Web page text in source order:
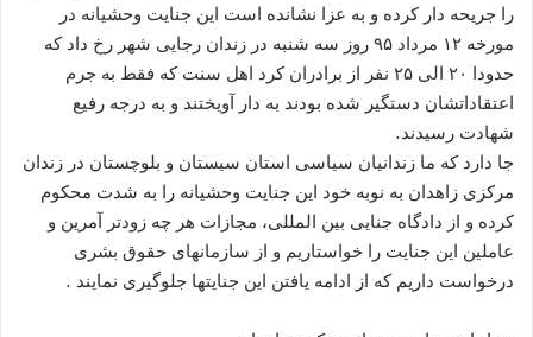
را جریحه دار کرده و به عزا نشانده است این جنایت وحشیانه در
مورخه ۱۲ مرداد ۹۵ روز سه شنبه در زندان رجایی شهر رخ داد که
حدودا ۲۰ الی ۲۵ نفر از برادران کرد اهل سنت که فقط به جرم
اعتقاداتشان دستگیر شده بودند به دار آویختند و به درجه رفیع
شهادت رسیدند.
جا دارد که ما زندانیان سیاسی استان سیستان و بلوچستان در زندان
مرکزی زاهدان به نوبه خود این جنایت وحشیانه را به شدت محکوم
کرده و از دادگاه جنایی بین المللی، مجازات هر چه زودتر آمرین و
عاملین این جنایت را خواستاریم و از سازمانهای حقوق بشری
درخواست داریم که از ادامه یافتن این جنایتها جلوگیری نمایند .